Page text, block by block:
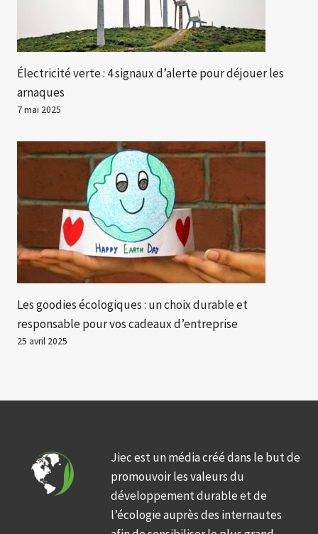
Électricité verte : 4 signaux d’alerte pour déjouer les
arnaques
7 mai 2025
Les goodies écologiques : un choix durable et
responsable pour vos cadeaux d’entreprise
25 avril 2025
Jiec est un média créé dans le but de
promouvoir les valeurs du
développement durable et de
l’écologie auprès des internautes